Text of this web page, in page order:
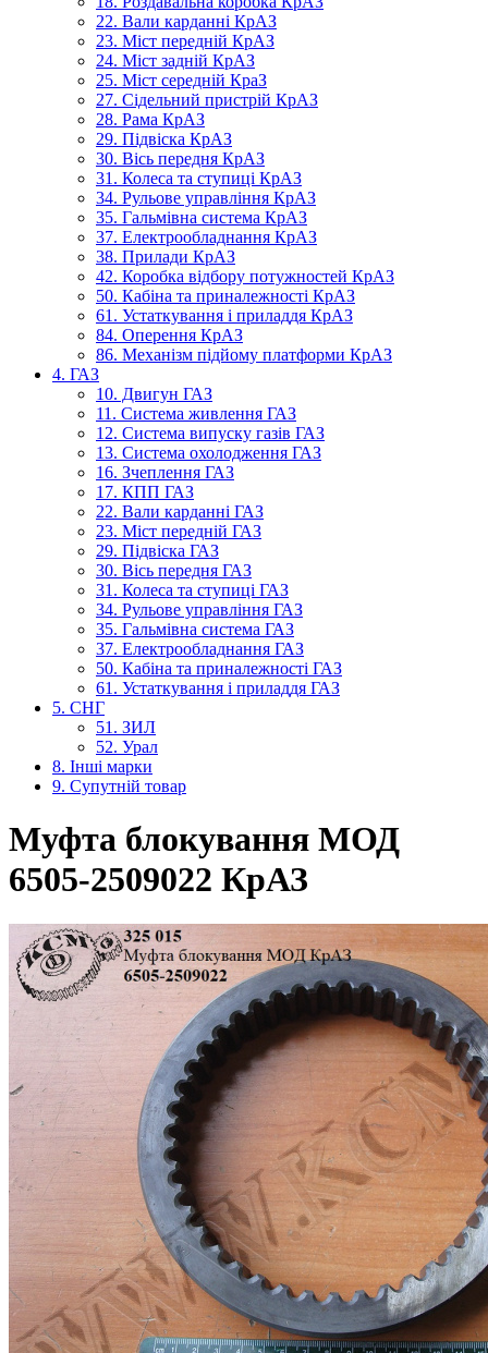
22. Вали карданні КрАЗ
23. Міст передній КрАЗ
24. Міст задній КрАЗ
25. Міст середній КраЗ
27. Сідельний пристрій КрАЗ
28. Рама КрАЗ
29. Підвіска КрАЗ
30. Вісь передня КрАЗ
31. Колеса та ступиці КрАЗ
34. Рульове управління КрАЗ
35. Гальмівна система КрАЗ
37. Електрообладнання КрАЗ
38. Прилади КрАЗ
42. Коробка відбору потужностей КрАЗ
50. Кабіна та приналежності КрАЗ
61. Устаткування і приладдя КрАЗ
84. Оперення КрАЗ
86. Механізм підйому платформи КрАЗ
4. ГАЗ
10. Двигун ГАЗ
11. Система живлення ГАЗ
12. Система випуску газів ГАЗ
13. Система охолодження ГАЗ
16. Зчеплення ГАЗ
17. КПП ГАЗ
22. Вали карданні ГАЗ
23. Міст передній ГАЗ
29. Підвіска ГАЗ
30. Вісь передня ГАЗ
31. Колеса та ступиці ГАЗ
34. Рульове управління ГАЗ
35. Гальмівна система ГАЗ
37. Електрообладнання ГАЗ
50. Кабіна та приналежності ГАЗ
61. Устаткування і приладдя ГАЗ
5. СНГ
51. ЗИЛ
52. Урал
8. Інші марки
9. Супутній товар
Муфта блокування МОД
6505-2509022 КрАЗ